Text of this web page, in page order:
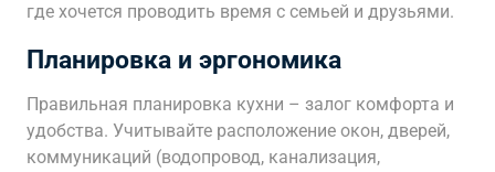
где хочется проводить время с семьей и друзьями.
Планировка и эргономика
Правильная планировка кухни – залог комфорта и
удобства. Учитывайте расположение окон, дверей,
коммуникаций (водопровод, канализация,